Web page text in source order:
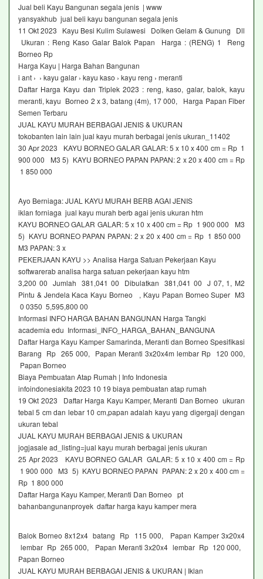
Jual beli Kayu Bangunan segala jenis | www
yansyakhub jual beli kayu bangunan segala jenis
11 Okt 2023 Kayu Besi Kulim Sulawesi Dolken Gelam & Gunung Dll
Ukuran : Reng Kaso Galar Balok Papan Harga : (RENG) 1 Reng
Borneo Rp
Harga Kayu | Harga Bahan Bangunan
i ant › › kayu galar › kayu kaso › kayu reng › meranti
Daftar Harga Kayu dan Triplek 2023 : reng, kaso, galar, balok, kayu
meranti, kayu Borneo 2 x 3, batang (4m), 17 000, Harga Papan Fiber
Semen Terbaru
JUAL KAYU MURAH BERBAGAI JENIS & UKURAN
tokobanten lain lain jual kayu murah berbagai jenis ukuran_11402
30 Apr 2023 KAYU BORNEO GALAR GALAR: 5 x 10 x 400 cm = Rp 1
900 000 M3 5) KAYU BORNEO PAPAN PAPAN: 2 x 20 x 400 cm = Rp
1 850 000
Ayo Berniaga: JUAL KAYU MURAH BERB AGAI JENIS
iklan forniaga jual kayu murah berb agai jenis ukuran htm
KAYU BORNEO GALAR GALAR: 5 x 10 x 400 cm = Rp 1 900 000 M3
5) KAYU BORNEO PAPAN PAPAN: 2 x 20 x 400 cm = Rp 1 850 000
M3 PAPAN: 3 x
PEKERJAAN KAYU >> Analisa Harga Satuan Pekerjaan Kayu
softwarerab analisa harga satuan pekerjaan kayu htm
3,200 00 Jumlah 381,041 00 Dibulatkan 381,041 00 J 07, 1, M2
Pintu & Jendela Kaca Kayu Borneo , Kayu Papan Borneo Super M3
0 0350 5,595,800 00
Informasi INFO HARGA BAHAN BANGUNAN Harga Tangki
academia edu Informasi_INFO_HARGA_BAHAN_BANGUNA
Daftar Harga Kayu Kamper Samarinda, Meranti dan Borneo Spesifikasi
Barang Rp 265 000, Papan Meranti 3x20x4m lembar Rp 120 000,
Papan Borneo
Biaya Pembuatan Atap Rumah | Info Indonesia
infoindonesiakita 2023 10 19 biaya pembuatan atap rumah
19 Okt 2023 Daftar Harga Kayu Kamper, Meranti Dan Borneo ukuran
tebal 5 cm dan lebar 10 cm,papan adalah kayu yang digergaji dengan
ukuran tebal
JUAL KAYU MURAH BERBAGAI JENIS & UKURAN
jogjasale ad_listing=jual kayu murah berbagai jenis ukuran
25 Apr 2023 KAYU BORNEO GALAR GALAR: 5 x 10 x 400 cm = Rp
1 900 000 M3 5) KAYU BORNEO PAPAN PAPAN: 2 x 20 x 400 cm =
Rp 1 800 000
Daftar Harga Kayu Kamper, Meranti Dan Borneo pt
bahanbangunanproyek daftar harga kayu kamper mera
Balok Borneo 8x12x4 batang Rp 115 000, Papan Kamper 3x20x4
lembar Rp 265 000, Papan Meranti 3x20x4 lembar Rp 120 000,
Papan Borneo
JUAL KAYU MURAH BERBAGAI JENIS & UKURAN | Iklan